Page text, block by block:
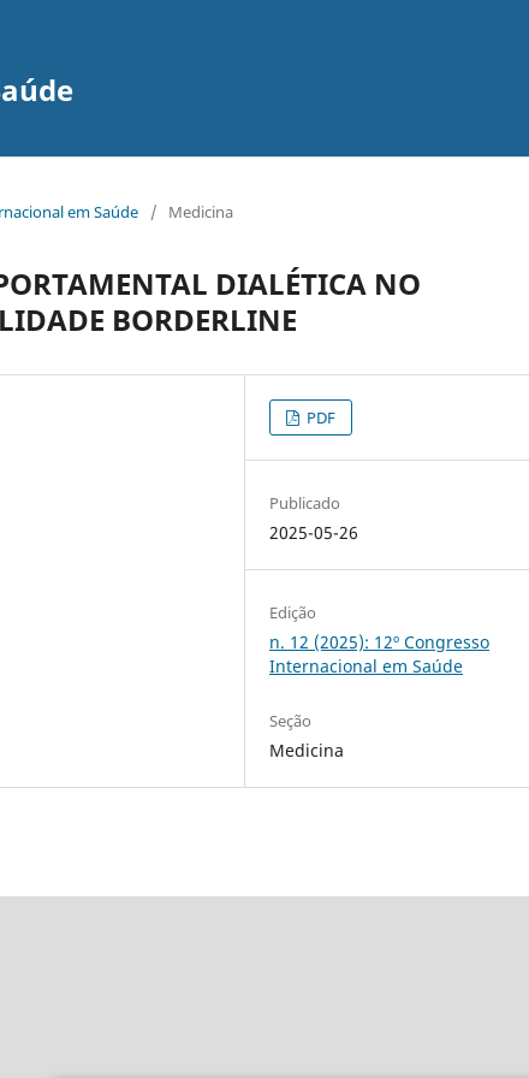
em Saúde / Medicina
DIALÉTICA NO
BORDERLINE
PDF
Publicado
2025-05-26
Edição
n. 12 (2025): 12º Congresso
Internacional em Saúde
Seção
Medicina